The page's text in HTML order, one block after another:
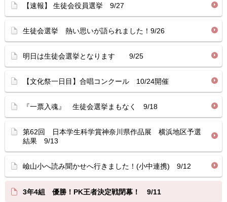
【速報】 生徒会役員選挙 9/27
生徒会選挙 熱い思いが語られました！9/26
明日は生徒会選挙となります 9/25
【文化祭一日目】合唱コンクール 10/24開催
『一票入魂』 生徒会選挙まもなく 9/18
第62回 日本学生科学賞神奈川県作品展 横浜地区予選
結果 9/13
嶮山小へ読み聞かせへ行きました！(小中連携) 9/12
3年4組 優勝！PK王者決定戦閉幕！ 9/11